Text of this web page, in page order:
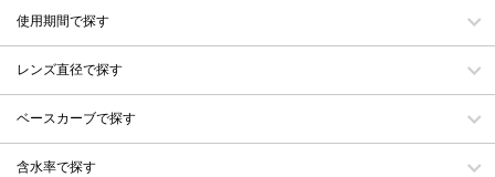
使用期間で探す
レンズ直径で探す
ベースカーブで探す
含水率で探す